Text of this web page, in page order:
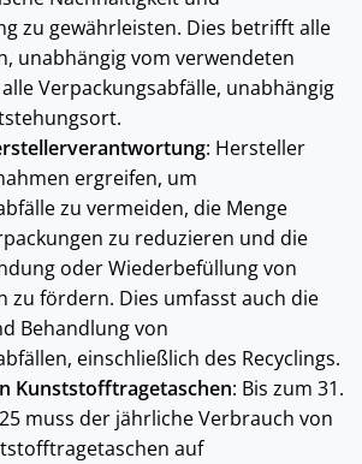
zu gewährleisten. Dies betrifft alle
unabhängig vom verwendeten
Verpackungsabfälle, unabhängig
: Hersteller
ergreifen, um
zu vermeiden, die Menge
zu reduzieren und die
oder Wiederbefüllung von
zu fördern. Dies umfasst auch die
Behandlung von
einschließlich des Recyclings.
Kunststofftragetaschen: Bis zum 31.
muss der jährliche Verbrauch von
auf